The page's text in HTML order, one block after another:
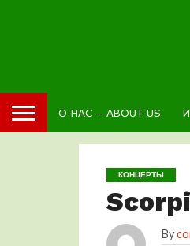
О НАС – ABOUT US
КОНЦЕРТЫ
By